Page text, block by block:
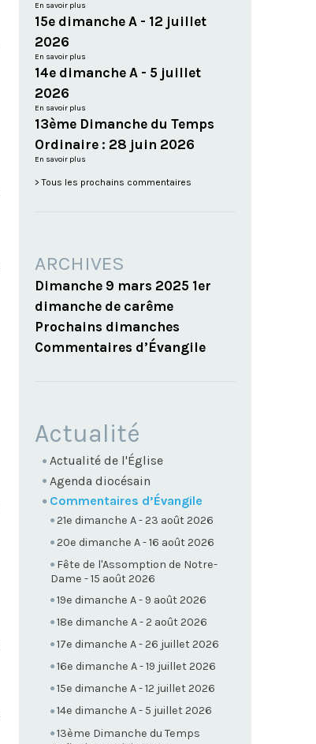
En savoir plus
15e dimanche A - 12 juillet
2026
En savoir plus
14e dimanche A - 5 juillet
2026
En savoir plus
13ème Dimanche du Temps
Ordinaire : 28 juin 2026
En savoir plus
Tous les prochains commentaires
ARCHIVES
Dimanche 9 mars 2025 1er
dimanche de carême
Prochains dimanches
Commentaires d’Évangile
NAVIGATION
Actualité
Actualité de l'Église
Agenda diocésain
Commentaires d’Évangile
21e dimanche A - 23 août 2026
20e dimanche A - 16 août 2026
Fête de l'Assomption de Notre-
Dame - 15 août 2026
19e dimanche A - 9 août 2026
18e dimanche A - 2 août 2026
17e dimanche A - 26 juillet 2026
16e dimanche A - 19 juillet 2026
15e dimanche A - 12 juillet 2026
14e dimanche A - 5 juillet 2026
13ème Dimanche du Temps